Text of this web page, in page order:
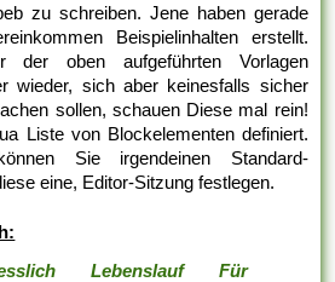
zu schreiben. Jene haben gerade
Beispielinhalten erstellt.
oben aufgeführten Vorlagen
wieder, sich aber keinesfalls sicher
sollen, schauen Diese mal rein!
Liste von Blockelementen definiert.
Sie irgendeinen Standard-
eine, Editor-Sitzung festlegen.
Lebenslauf Für